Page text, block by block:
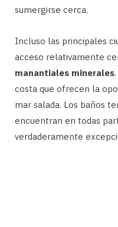
sumergirse cerca.
Incluso las principales
acceso relativamente
manantiales minerales
costa que ofrecen la
mar salada. Los baños
encuentran en todas
verdaderamente